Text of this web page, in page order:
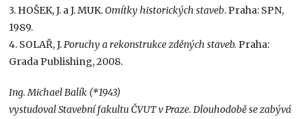
3. HOŠEK, J. a J. MUK.Omítky historických staveb. Praha: SPN,
1989.
4. SOLAŘ, J.Poruchy a rekonstrukce zděných staveb. Praha:
Grada Publishing, 2008.
Ing. Michael Balík (*1943)
vystudoval Stavební fakultu ČVUT v Praze. Dlouhodobě se zabývá